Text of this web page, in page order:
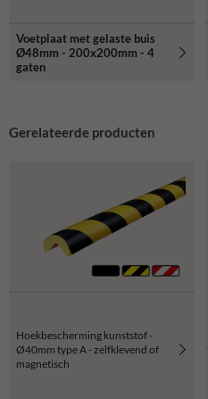
Voetplaat met gelaste buis
Ø48mm - 200x200mm - 4
gaten
Gerelateerde producten
Hoekbescherming kunststof -
Ø40mm type A - zelfklevend of
magnetisch